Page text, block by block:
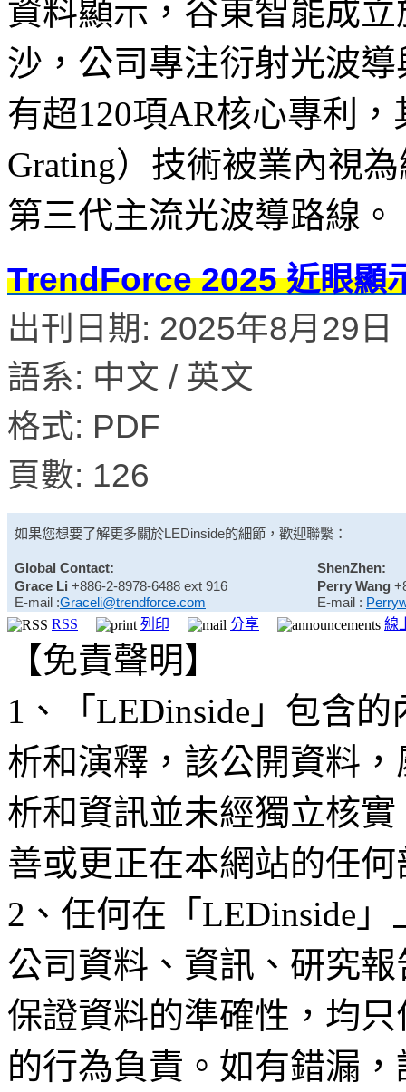
資料顯示，谷東智能成
沙，公司專注衍射光波
有超120項AR核心專利，
Grating）技術被業內視
第三代主流光波導路線
TrendForce 2025 近眼顯
出刊日期: 2025年8月29日
語系: 中文 / 英文
格式: PDF
頁數: 126
如果您想要了解更多關於LEDinside的細節，歡迎聯繫：
Global Contact:
ShenZhen:
Grace Li +886-2-8978-6488 ext 916
E-mail :Graceli@trendforce.com
Perry Wang
E-mail :
RSS
列印 分享 線
【免責聲明】
1、「LEDinside」包含
析和演釋，該公開資料
析和資訊並未經獨立核
善或更正在本網站的任
2、任何在「LEDinside
公司資料、資訊、研究
保證資料的準確性，均
的行為負責。如有錯漏